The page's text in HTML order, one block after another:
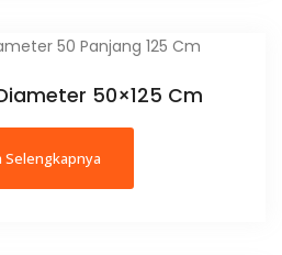
50×125 Cm
Selengkapnya